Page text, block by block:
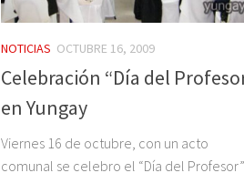
NOTICIAS OCTUBRE 16, 2009
Celebración “Día del
en Yungay
Viernes 16 de octubre, con un acto
comunal se celebro el “Día del Profesor”